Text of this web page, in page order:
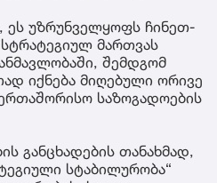
ეს უზრუნველყოფს ჩინეთ-
მართვას
შემდგომ
იქნება მიღებული ორივე
საზოგადოების
განცხადების თანახმად,
სტაბილურობა“